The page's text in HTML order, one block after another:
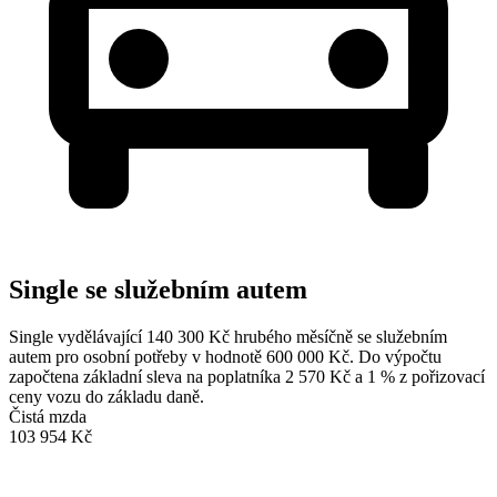
Single se služebním autem
Single vydělávající 140 300 Kč hrubého měsíčně se služebním
autem pro osobní potřeby v hodnotě 600 000 Kč. Do výpočtu
započtena základní sleva na poplatníka 2 570 Kč a 1 % z pořizovací
ceny vozu do základu daně.
Čistá mzda
103 954 Kč